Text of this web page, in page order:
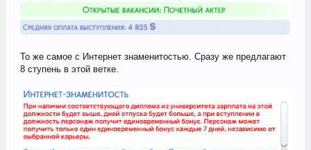
То же самое с Интернет знаменитостью. Сразу же предлагают
8 ступень в этой ветке.